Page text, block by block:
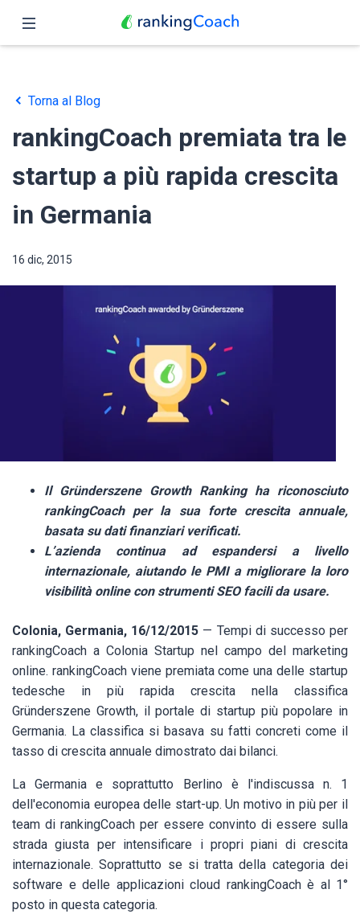
Funzioni
Prezzo
Partner
Blog
Italiano
Torna al Blog
rankingCoach premiata tra le
startup a più rapida crescita
in Germania
16 dic, 2015
Il Gründerszene Growth Ranking ha riconosciuto
rankingCoach per la sua forte crescita annuale,
basata su dati finanziari verificati.
L’azienda continua ad espandersi a livello
internazionale, aiutando le PMI a migliorare la loro
visibilità online con strumenti SEO facili da usare.
Colonia, Germania, 16/12/2015 — Tempi di successo per
rankingCoach a Colonia Startup nel campo del marketing
online. rankingCoach viene premiata come una delle startup
tedesche in più rapida crescita nella classifica
Gründerszene Growth, il portale di startup più popolare in
Germania. La classifica si basava su fatti concreti come il
tasso di crescita annuale dimostrato dai bilanci.
La Germania e soprattutto Berlino è l'indiscussa n. 1
dell'economia europea delle start-up. Un motivo in più per il
team di rankingCoach per essere convinto di essere sulla
strada giusta per intensificare i propri piani di crescita
internazionale. Soprattutto se si tratta della categoria dei
software e delle applicazioni cloud rankingCoach è al 1°
posto in questa categoria.